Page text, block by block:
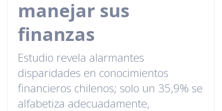
manejar sus
finanzas
Estudio revela alarmantes
disparidades en conocimientos
financieros chilenos; solo un 35,9% se
alfabetiza adecuadamente,